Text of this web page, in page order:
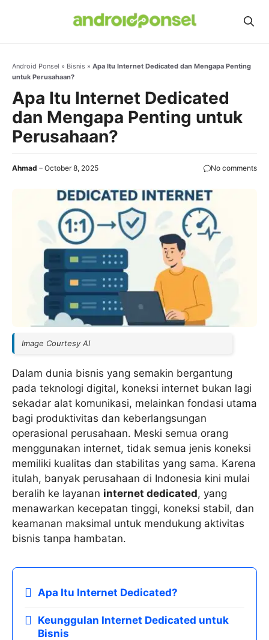
Android Ponsel » Bisnis » Apa Itu Internet Dedicated dan Mengapa Penting
untuk Perusahaan?
Apa Itu Internet Dedicated
dan Mengapa Penting untuk
Perusahaan?
Ahmad October 8, 2025 No comments
Image Courtesy AI
Dalam dunia bisnis yang semakin bergantung
pada teknologi digital, koneksi internet bukan lagi
sekadar alat komunikasi, melainkan fondasi utama
bagi produktivitas dan keberlangsungan
operasional perusahaan. Meski semua orang
menggunakan internet, tidak semua jenis koneksi
memiliki kualitas dan stabilitas yang sama. Karena
itulah, banyak perusahaan di Indonesia kini mulai
beralih ke layanan internet dedicated, yang
menawarkan kecepatan tinggi, koneksi stabil, dan
keamanan maksimal untuk mendukung aktivitas
bisnis tanpa hambatan.
Apa Itu Internet Dedicated?
Keunggulan Internet Dedicated untuk
Bisnis